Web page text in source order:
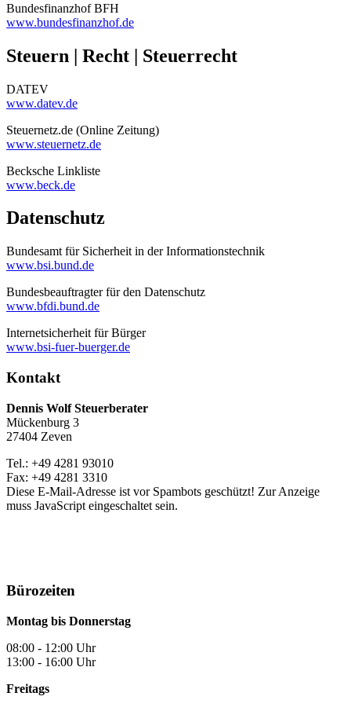
Bundesfinanzhof BFH
www.bundesfinanzhof.de
Steuern | Recht | Steuerrecht
DATEV
www.datev.de
Steuernetz.de (Online Zeitung)
www.steuernetz.de
Becksche Linkliste
www.beck.de
Datenschutz
Bundesamt für Sicherheit in der Informationstechnik
www.bsi.bund.de
Bundesbeauftragter für den Datenschutz
www.bfdi.bund.de
Internetsicherheit für Bürger
www.bsi-fuer-buerger.de
Kontakt
Dennis Wolf Steuerberater
Mückenburg 3
27404 Zeven
Tel.: +49 4281 93010
Fax: +49 4281 3310
Diese E-Mail-Adresse ist vor Spambots geschützt! Zur Anzeige
muss JavaScript eingeschaltet sein.
Bürozeiten
Montag bis Donnerstag
08:00 - 12:00 Uhr
13:00 - 16:00 Uhr
Freitags